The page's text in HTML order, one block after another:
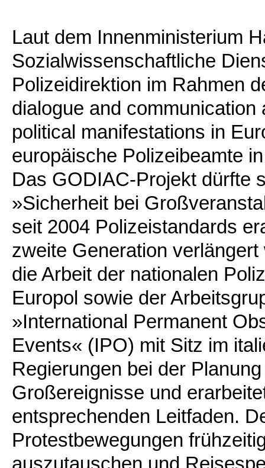
Laut dem Innenministerium
Sozialwissenschaftliche
Polizeidirektion im Rahmen
dialogue and
political manifestations in
europäische Polizeibeamte
Das GODIAC-Projekt dürfte
»Sicherheit bei
seit 2004 Polizeistandards
zweite Generation
die Arbeit der nationalen
Europol sowie der
»International Permanent
Events« (IPO) mit Sitz im
Regierungen bei der
Großereignisse und
entsprechenden Leitfaden.
Protestbewegungen